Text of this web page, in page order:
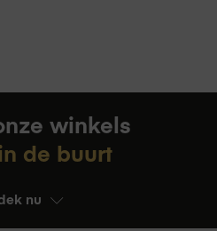
winkels
de buurt
nu